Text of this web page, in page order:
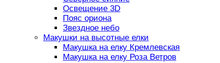
Освещение 3D
Пояс ориона
Звездное небо
Макушки на высотные елки
Макушка на елку Кремлевская
Макушка на елку Роза Ветров